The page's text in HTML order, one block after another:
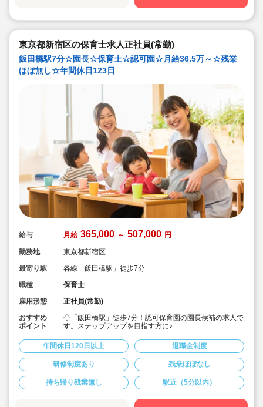
東京都新宿区の保育士求人正社員(常勤)
飯田橋駅7分☆園長☆保育士☆認可園☆月給36.5万～☆残業
ほぼ無し☆年間休日123日
給与 月給 365,000 ～ 507,000 円
勤務地
東京都新宿区
最寄り駅
各線「飯田橋駅」徒歩7分
職種
保育士
雇用形態
正社員(常勤)
おすすめ
ポイント
◇「飯田橋駅」徒歩7分！認可保育園の園長候補の求人で
す。ステップアップを目指す方に♪
らに賞与3か月・残業は少なめと好条件です♪
◇年間休日123日！有給休暇は入社2カ月後に3日、半年
後に13日付与☆プライベートを大事にしながら働けま
す。
◇宿舎借上げ制度利用可！初期費用・引っ越し費用補助
あり！借り上げ利用されない方にもしっかり住宅手当て
があります♪
◇残業ゼロ推進 / 持ち帰り残業禁止 / 有給消化率も94.5%
年間休日120日以上 退職金制度
研修制度あり 残業ほぼなし
持ち帰り残業無し 駅近（5分以内）